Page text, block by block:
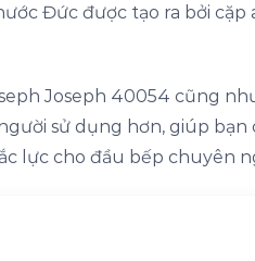
thể
trên
trang
sản
Đức được tạo ra bởi cặp
Joseph 40054 cũng
sử dụng hơn, giúp
lực cho đầu bếp chuyên